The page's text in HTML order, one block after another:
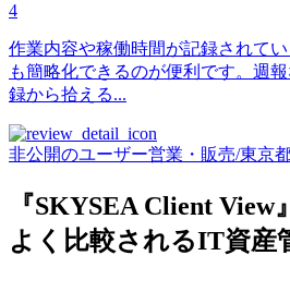
4
作業内容や稼働時間が記録されて
も簡略化できるのが便利です。週
録から拾える...
非公開のユーザー営業・販売/東京
『SKYSEA Client View
よく比較されるIT資産